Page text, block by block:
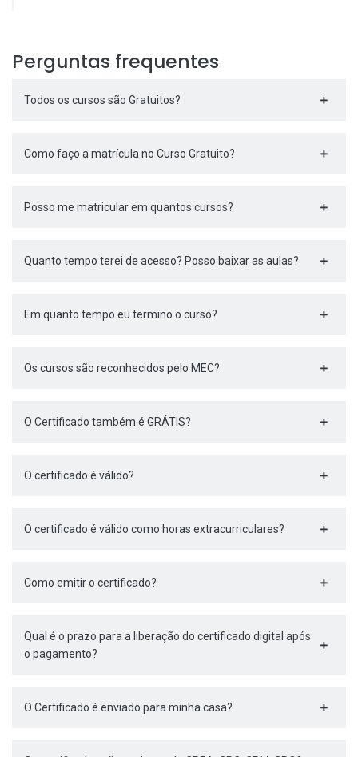
Perguntas frequentes
Todos os cursos são Gratuitos?
Como faço a matrícula no Curso Gratuito?
Posso me matricular em quantos cursos?
Quanto tempo terei de acesso? Posso baixar as aulas?
Em quanto tempo eu termino o curso?
Os cursos são reconhecidos pelo MEC?
O Certificado também é GRÁTIS?
O certificado é válido?
O certificado é válido como horas extracurriculares?
Como emitir o certificado?
Qual é o prazo para a liberação do certificado digital após
o pagamento?
O Certificado é enviado para minha casa?